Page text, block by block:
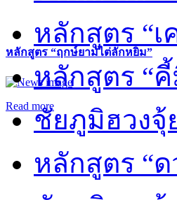
หลักสูตร “ฤกษ์ยามไต่ลักหยิ่ม”
Read more
หลักสูตร “เ
หลักสูตร “
ชัยภูมิฮวงจุ้
หลักสูตร “